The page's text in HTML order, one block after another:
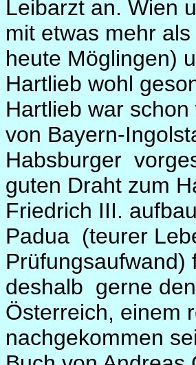
Leibarzt an. Wien
mit etwas mehr
heute Möglingen)
Hartlieb wohl
Hartlieb war
von Bayern-
Habsburger
guten Draht zum
Friedrich III.
Padua (teurer
Prüfungsaufwand)
deshalb gerne den
Österreich, einem
nachgekommen